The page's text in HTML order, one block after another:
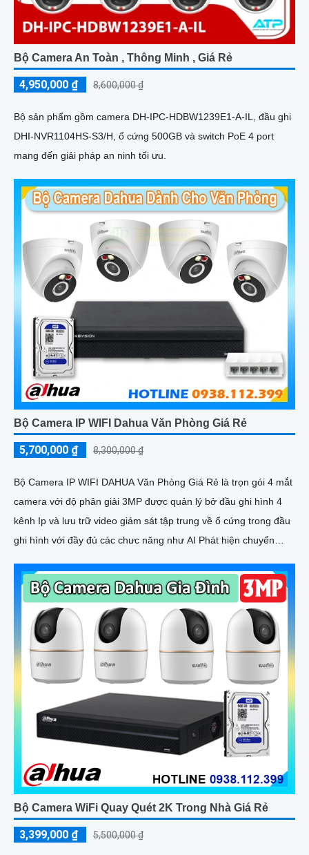
Bộ Camera An Toàn , Thông Minh , Giá Rẻ
4,950,000 ₫ 8,600,000 ₫
Bộ sản phẩm gồm camera DH-IPC-HDBW1239E1-A-IL, đầu ghi
DHI-NVR1104HS-S3/H, ổ cứng 500GB và switch PoE 4 port
mang đến giải pháp an ninh tối ưu.
Bộ Camera IP WIFI Dahua Văn Phòng Giá Rẻ
5,700,000 ₫ 8,300,000 ₫
Bộ Camera IP WIFI DAHUA Văn Phòng Giá Rẻ là trọn gói 4 mắt
camera với độ phân giải 3MP được quản lý bở đầu ghi hình 4
kênh Ip và lưu trữ video giám sát tập trung về ổ cứng trong đầu
ghi hình với đầy đủ các chưc năng như AI Phát hiện chuyển
đêm
Bộ Camera WiFi Quay Quét 2K Trong Nhà Giá Rẻ
3,399,000 ₫ 5,500,000 ₫